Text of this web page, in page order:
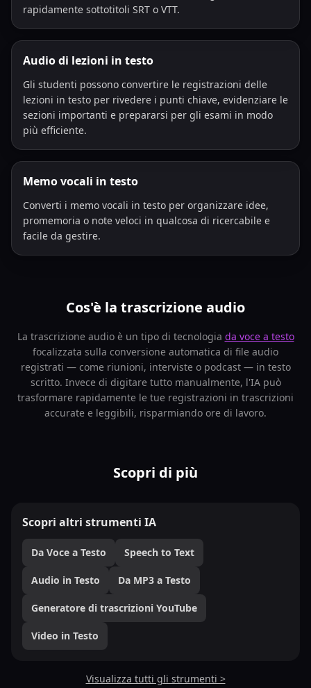
rapidamente sottotitoli SRT o VTT.
Audio di lezioni in testo
Gli studenti possono convertire le registrazioni delle
lezioni in testo per rivedere i punti chiave, evidenziare le
sezioni importanti e prepararsi per gli esami in modo
più efficiente.
Memo vocali in testo
Converti i memo vocali in testo per organizzare idee,
promemoria o note veloci in qualcosa di ricercabile e
facile da gestire.
Cos'è la trascrizione audio
La trascrizione audio è un tipo di tecnologia da voce a testo
focalizzata sulla conversione automatica di file audio
registrati — come riunioni, interviste o podcast — in testo
scritto. Invece di digitare tutto manualmente, l'IA può
trasformare rapidamente le tue registrazioni in trascrizioni
accurate e leggibili, risparmiando ore di lavoro.
Scopri di più
Scopri altri strumenti IA
Da Voce a Testo Speech to Text
Audio in Testo Da MP3 a Testo
Generatore di trascrizioni YouTube
Video in Testo
Visualizza tutti gli strumenti >